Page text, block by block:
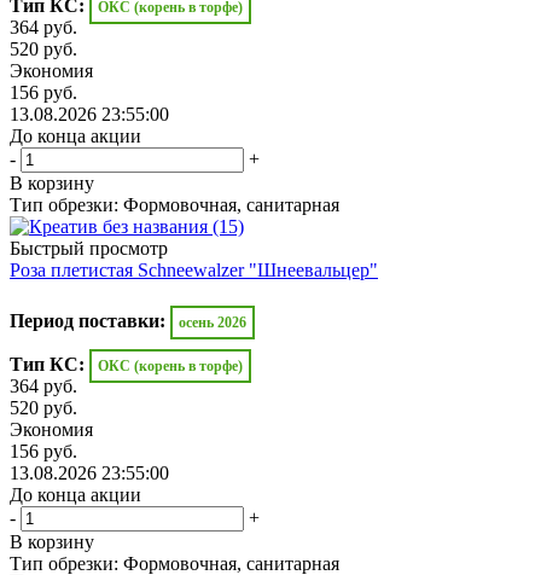
Тип КС: ОКС (корень в торфе)
364 руб.
520 руб.
Экономия
156 руб.
13.08.2026 23:55:00
До конца акции
-
+
В корзину
Тип обрезки: Формовочная, санитарная
Быстрый просмотр
Роза плетистая Schneewalzer "Шнеевальцер"
Период поставки: осень 2026
Тип КС: ОКС (корень в торфе)
364 руб.
520 руб.
Экономия
156 руб.
13.08.2026 23:55:00
До конца акции
-
+
В корзину
Тип обрезки: Формовочная, санитарная